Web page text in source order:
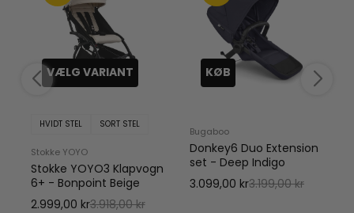
VÆLG VARIANT
HVIDT STEL SORT STEL
Stokke YOYO
Stokke YOYO3 Klapvogn
6+ - Bonpoint Beige
2.999,00 kr3.918,00 kr
KØB
Bugaboo
Donkey6 Duo Extension
set - Deep Indigo
3.099,00 kr3.199,00 kr